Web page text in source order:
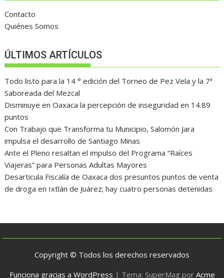
Contacto
Quiénes Somos
ÚLTIMOS ARTÍCULOS
Todo listo para la 14 ° edición del Torneo de Pez Vela y la 7ª
Saboreada del Mezcal
Disminuye en Oaxaca la percepción de inseguridad en 14.89
puntos
Con Trabajo que Transforma tu Municipio, Salomón Jara
impulsa el desarrollo de Santiago Minas
Ante el Pleno resaltan el impulso del Programa “Raíces
Viajeras” para Personas Adultas Mayores
Desarticula Fiscalía de Oaxaca dos presuntos puntos de venta
de droga en Ixtlán de Juárez; hay cuatro personas detenidas
Copyright © Todos los derechos reservados
Funciona gracias a WordPress | Tema: SuperMag por Acme